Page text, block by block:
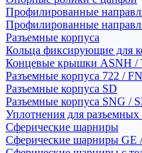
Профилированные
Профилированные
Разъемные корпуса
Кольца фиксирующие для
Концевые крышки ASNH /
Разъемные корпуса 722 /
Разъемные корпуса SD
Разъемные корпуса SNG /
Уплотнения для
Сферические шарниры
Сферические шарниры GE